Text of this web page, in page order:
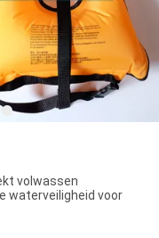
volwassen
waterveiligheid voor